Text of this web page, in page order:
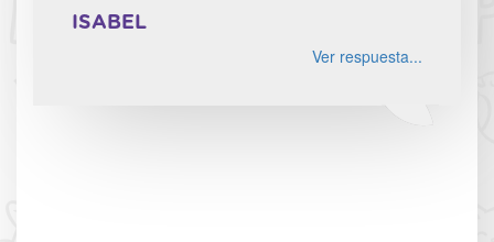
ISABEL
Ver respuesta...